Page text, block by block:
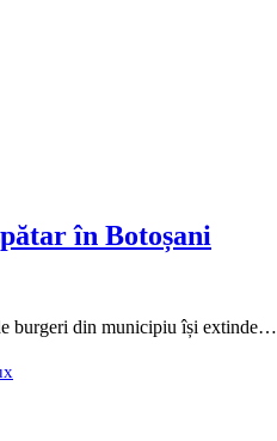
în Botoșani
burgeri din municipiu își extinde…